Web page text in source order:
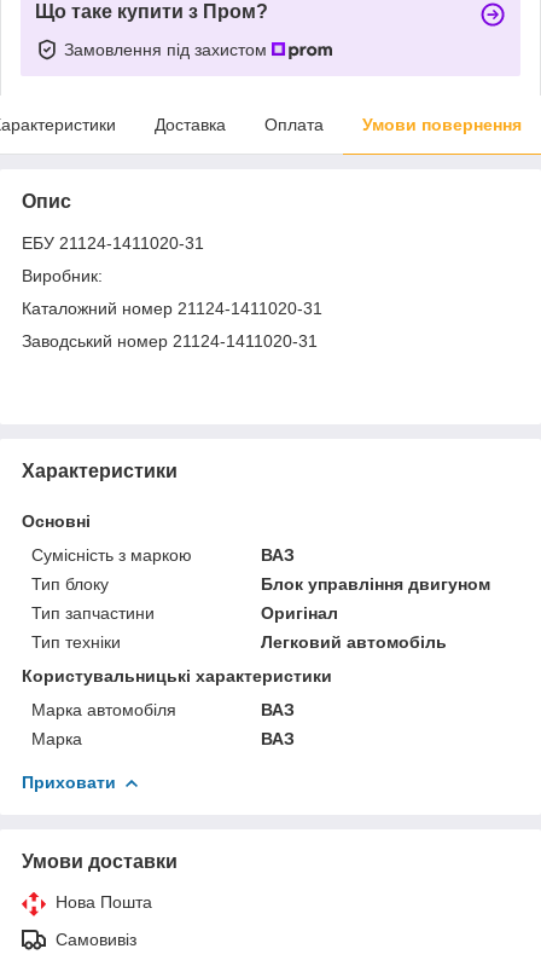
Що таке купити з Пром?
Замовлення під захистом
Доставка Оплата Умови повернення
Опис
ЕБУ 21124-1411020-31
Виробник:
Каталожний номер 21124-1411020-31
Заводський номер 21124-1411020-31
Характеристики
Основні
Сумісність з маркою
ВАЗ
Тип блоку
Блок управління двигуном
Тип запчастини
Оригінал
Тип техніки
Легковий автомобіль
Користувальницькі характеристики
Марка автомобіля
ВАЗ
Марка
ВАЗ
Приховати
Умови доставки
Нова Пошта
Самовивіз